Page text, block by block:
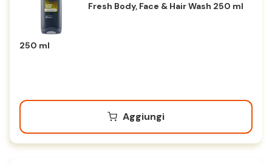
Fresh Body, Face & Hair Wash 250 ml
250 ml
Aggiungi